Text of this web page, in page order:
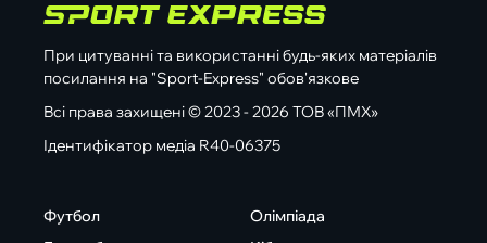
При цитуванні та використанні будь-яких матеріалів
посилання на "Sport-Express" обов'язкове
Всі права захищені © 2023 - 2026 ТОВ «ПМХ»
Ідентифікатор медіа R40-06375
Футбол
Олімпіада